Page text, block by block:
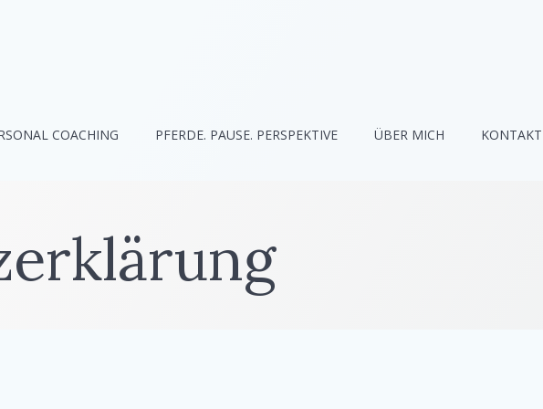
COACHING PFERDE. PAUSE. PERSPEKTIVE ÜBER MICH KONTAKT